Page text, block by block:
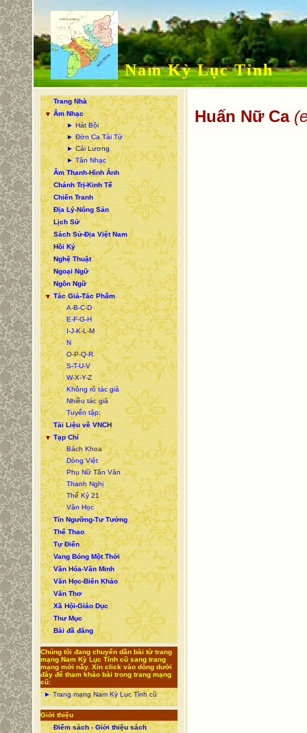
Nam Kỳ Lục Tỉnh
Trang Nhà
▼ Âm Nhạc
► Hát Bội
► Đờn Ca Tài Tử
► Cải Lương
► Tân Nhạc
Âm Thanh-Hình Ảnh
Chánh Trị-Kinh Tế
Chiến Tranh
Địa Lý-Nông Sản
Lịch Sử
Sách Sử-Địa Việt Nam
Hồi Ký
Nghệ Thuật
Ngoại Ngữ
Ngôn Ngữ
▼ Tác Giả-Tác Phẩm
A-B-C-D
E-F-G-H
I-J-K-L-M
N
O-P-Q-R
S-T-U-V
W-X-Y-Z
Không rõ tác giả
Nhiều tác giả
Tuyển tập:
Tài Liệu về VNCH
▼ Tạp Chí
Bách Khoa
Dòng Việt
Phụ Nữ Tân Văn
Thanh Nghị
Thế Kỷ 21
Văn Học
Tín Ngưỡng-Tư Tưởng
Thể Thao
Tự Điển
Vang Bóng Một Thời
Văn Hóa-Văn Minh
Văn Học-Biên Khảo
Văn Thơ
Xã Hội-Giáo Dục
Thư Mục
Bài đã đăng
Chúng tôi đang chuyển dần bài từ trang
mạng Nam Kỳ Lục Tỉnh cũ sang trang
mạng mới nầy. Xin click vào dòng dưới
đây để tham khảo bài trong trang mạng
cũ:
► Trang mạng Nam Kỳ Lục Tỉnh cũ
Giới thiệu
Điểm sách - Giới thiệu sách
Huấn Nữ Ca